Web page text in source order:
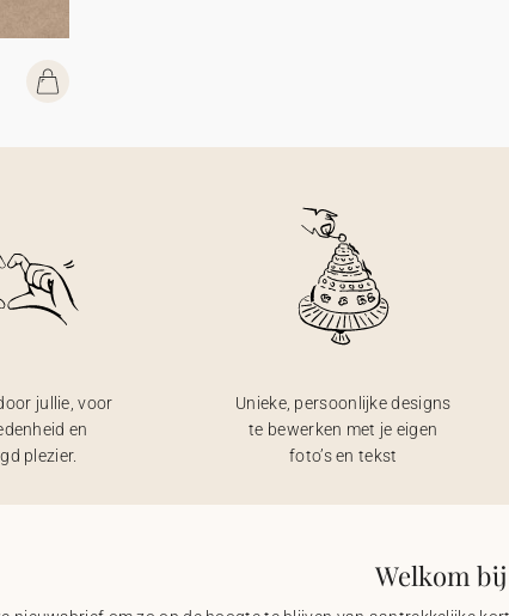
jullie, voor
en
plezier.
Unieke, persoonlijke designs
te bewerken met je eigen
foto’s en tekst
Welkom